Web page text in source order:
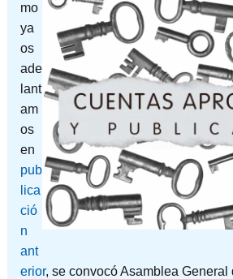
mo
ya
os
ade
lant
am
os
en
pub
lica
ció
n
ant
erior, se convocó Asamblea General